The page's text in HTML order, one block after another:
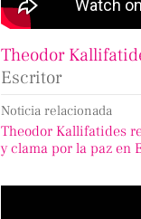
Theodor
Escritor
Noticia relacionada
Theodor Kallifatides
y clama por la paz en